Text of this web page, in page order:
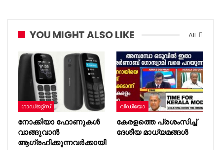
All
YOU MIGHT ALSO LIKE
ഗാഡ്ജറ്റ്സ്
നോക്കിയാ ഫോണുകള്‍
വാങ്ങുവാന്‍
ആഗ്രഹിക്കുന്നവര്‍ക്കായി
വീഡിയോ
കേരളത്തെ പ്രശംസിച്ച്
ദേശീയ മാധ്യമങ്ങള്‍